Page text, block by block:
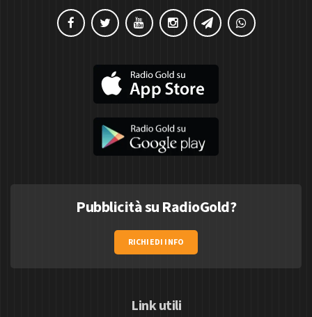
Pubblicità su RadioGold?
RICHIEDI INFO
Link utili